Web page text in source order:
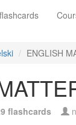
ENGLISH
flashcards